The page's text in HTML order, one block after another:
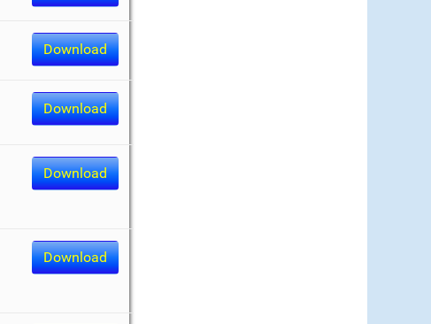
Download
Download
Download
Download